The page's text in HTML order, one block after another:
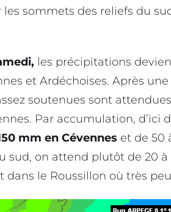
sommets des reliefs du
les précipitations
et Ardéchoises. Après
soutenues sont
Par accumulation, d’ici
mm en Cévennes et de 50
sud, on attend plutôt de 20
le Roussillon où très